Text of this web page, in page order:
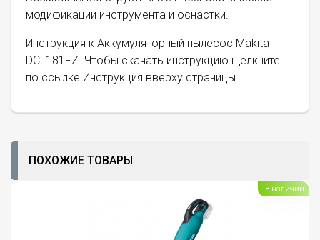
модификации инструмента и оснастки.
Инструкция к Аккумуляторный пылесос Makita
DCL181FZ. Чтобы скачать инструкцию щелкните
по ссылке Инструкция вверху страницы.
ПОХОЖИЕ ТОВАРЫ
В наличии